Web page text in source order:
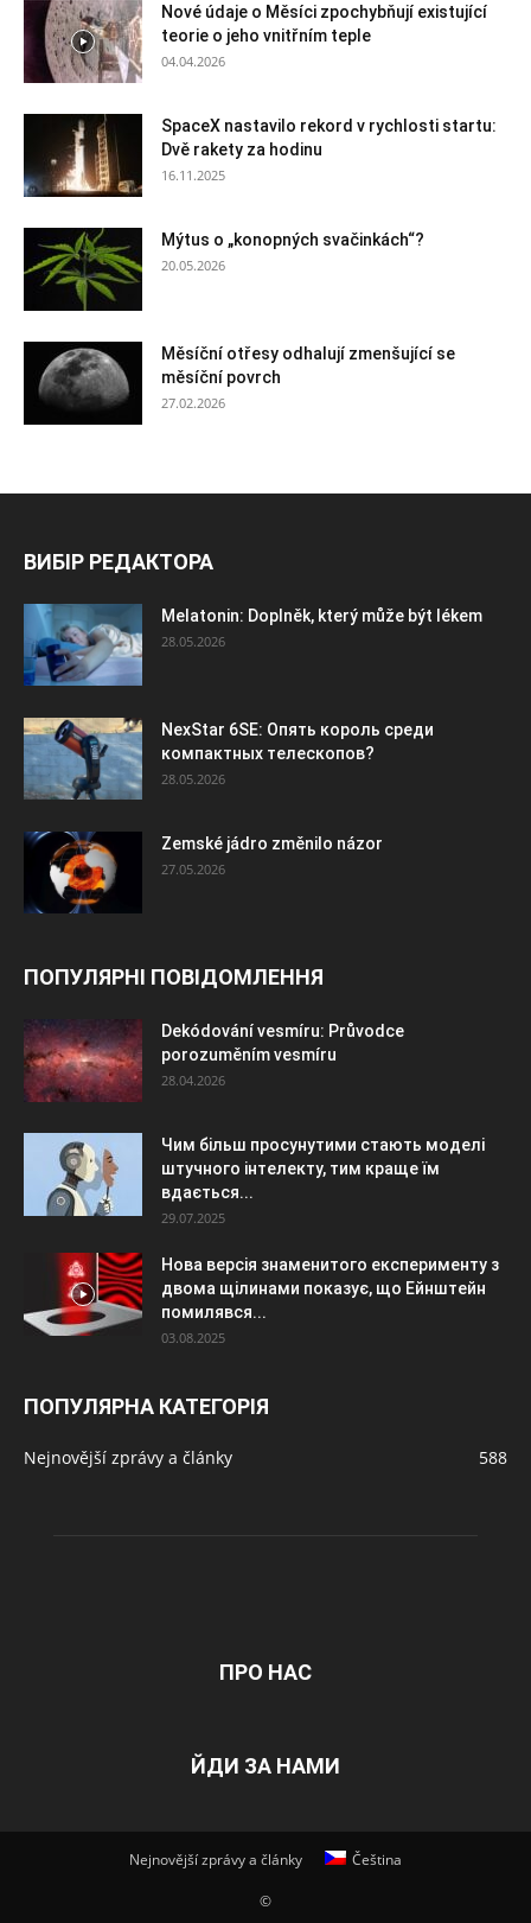
Nové údaje o Měsíci zpochybňují existující
teorie o jeho vnitřním teple
04.04.2026
SpaceX nastavilo rekord v rychlosti startu:
Dvě rakety za hodinu
16.11.2025
Mýtus o „konopných svačinkách“?
20.05.2026
Měsíční otřesy odhalují zmenšující se
měsíční povrch
27.02.2026
ВИБІР РЕДАКТОРА
Melatonin: Doplněk, který může být lékem
28.05.2026
NexStar 6SE: Опять король среди
компактных телескопов?
28.05.2026
Zemské jádro změnilo názor
27.05.2026
ПОПУЛЯРНІ ПОВІДОМЛЕННЯ
Dekódování vesmíru: Průvodce
porozuměním vesmíru
28.04.2026
Чим більш просунутими стають моделі
штучного інтелекту, тим краще їм
вдається...
29.07.2025
Нова версія знаменитого експерименту з
двома щілинами показує, що Ейнштейн
помилявся...
03.08.2025
ПОПУЛЯРНА КАТЕГОРІЯ
Nejnovější zprávy a články 588
ПРО НАС
ЙДИ ЗА НАМИ
Nejnovější zprávy a články Čeština
©